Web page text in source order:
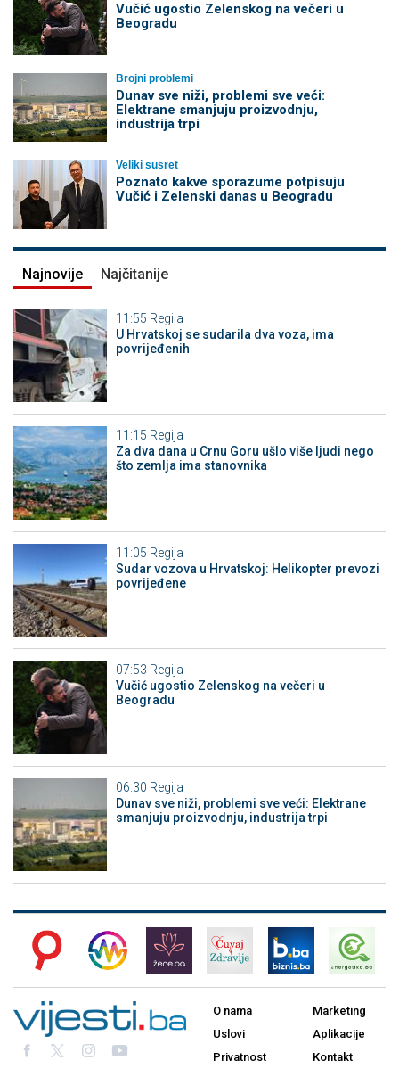
Vučić ugostio Zelenskog na večeri u
Beogradu
Brojni problemi
Dunav sve niži, problemi sve veći:
Elektrane smanjuju proizvodnju,
industrija trpi
Veliki susret
Poznato kakve sporazume potpisuju
Vučić i Zelenski danas u Beogradu
Najnovije Najčitanije
11:55 Regija
U Hrvatskoj se sudarila dva voza, ima
povrijeđenih
11:15 Regija
Za dva dana u Crnu Goru ušlo više ljudi nego
što zemlja ima stanovnika
11:05 Regija
Sudar vozova u Hrvatskoj: Helikopter prevozi
povrijeđene
07:53 Regija
Vučić ugostio Zelenskog na večeri u
Beogradu
06:30 Regija
Dunav sve niži, problemi sve veći: Elektrane
smanjuju proizvodnju, industrija trpi
O nama
Uslovi
Privatnost
Marketing
Aplikacije
Kontakt